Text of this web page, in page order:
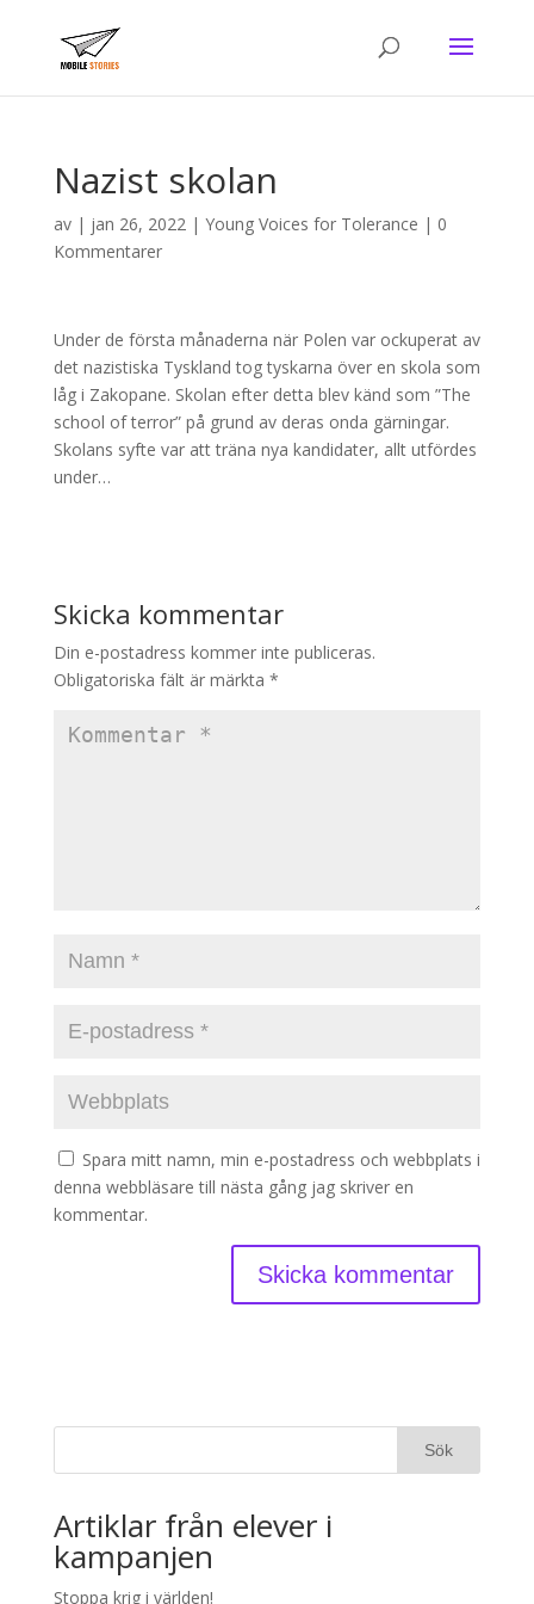
Nazist skolan
av | jan 26, 2022| Young Voices for Tolerance | 0
Kommentarer
Under de första månaderna när Polen var ockuperat av
det nazistiska Tyskland tog tyskarna över en skola som
låg i Zakopane. Skolan efter detta blev känd som ”The
school of terror” på grund av deras onda gärningar.
Skolans syfte var att träna nya kandidater, allt utfördes
under…
Skicka kommentar
Din e-postadress kommer inte publiceras.
Obligatoriska fält är märkta *
Spara mitt namn, min e-postadress och webbplats i
denna webbläsare till nästa gång jag skriver en
kommentar.
Artiklar från elever i
kampanjen
Stoppa krig i världen!